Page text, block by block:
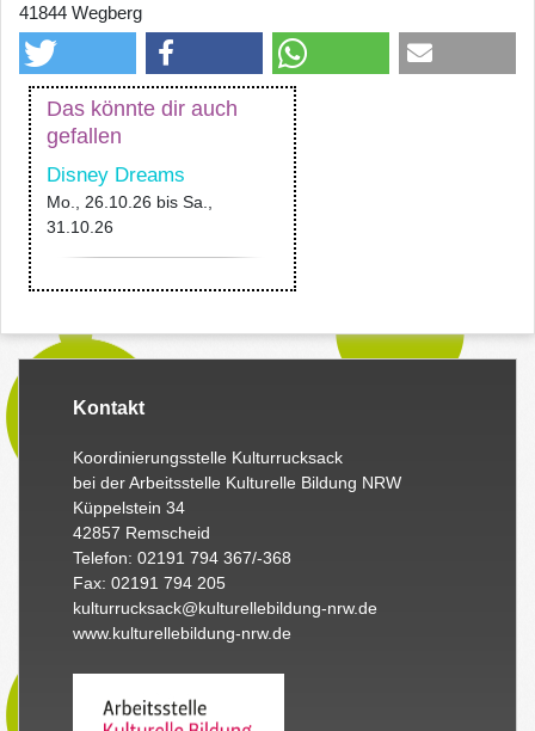
41844 Wegberg
Das könnte dir auch
gefallen
Disney Dreams
Mo., 26.10.26 bis Sa.,
31.10.26
Kontakt
Koordinierungsstelle Kulturrucksack
bei der Arbeitsstelle Kulturelle Bildung NRW
Küppelstein 34
42857 Remscheid
Telefon: 02191 794 367/-368
Fax: 02191 794 205
kulturrucksack@kulturellebildung-nrw.de
www.kulturellebildung-nrw.de